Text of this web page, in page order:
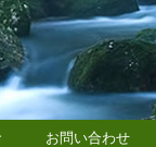
お問い合わせ